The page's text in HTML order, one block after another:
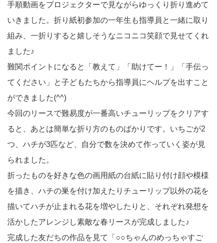
手順動画をプロジェクターで見ながらゆっくり折り進めて
いきました。折り紙初参加の一年生も指導員と一緒に取り
組み、一折りすると嬉しそうなニコニコ笑顔で見せてくれ
ました♪
難関ポイントになると「教えて」「助けてー！」「手伝っ
てください」と子どもたちから指導員にヘルプを出すこと
ができました(^^)
今回のリースで難易度が一番高いチューリップをクリアす
ると、あとは簡単な折り方のものばかりです。いちごが2
つ、ハチが3匹など、自分で数を決めて作っていく姿が見
られました。
折ったものを好きな色の画用紙の台紙に貼り付け顔や模様
を描き、ハチの巣を付け加えたりチューリップ以外の花を
描いてハチが止まれる花を増やしたりと、それぞれ発想を
活かしたアレンジし素敵な春リースが完成しました♪
完成した友だちの作品を見て「○○ちゃんのめっちゃすご